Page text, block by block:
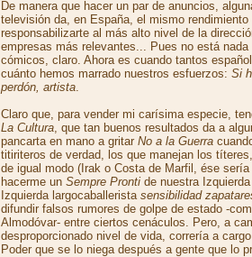
De manera que hacer un par de anuncios,
televisión da, en España, el mismo rendimiento
responsabilizarte al más alto nivel de la
empresas más relevantes... Pues no está
cómicos, claro. Ahora es cuando tantos
cuánto hemos marrado nuestros esfuerzos: Si
perdón, artista.
Claro que, para vender mi carísima especie,
La Cultura, que tan buenos resultados da a
pancarta en mano a gritar No a la Guerra
titiriteros de verdad, los que manejan los
de igual modo (Irak o Costa de Marfil, ése
hacerme un Sempre Pronti de nuestra
Izquierda largocaballerista sensibilidad
difundir falsos rumores de golpe de estado -
Almodóvar- entre ciertos cenáculos. Pero, a
desproporcionado nivel de vida, correría a
Poder que se lo niega después a gente que lo